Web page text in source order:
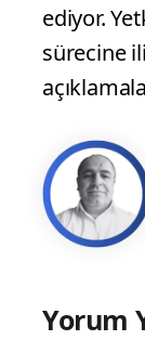
ediyor.
sürecine
Yorum